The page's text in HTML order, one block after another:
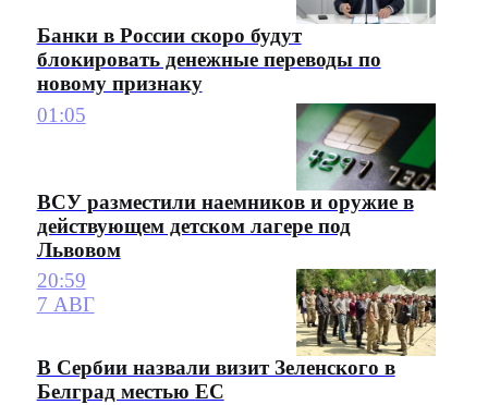
Банки в России скоро будут
блокировать денежные переводы по
новому признаку
01:05
ВСУ разместили наемников и оружие в
действующем детском лагере под
Львовом
20:59
7 АВГ
В Сербии назвали визит Зеленского в
Белград местью ЕС